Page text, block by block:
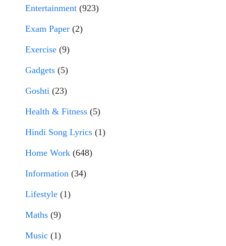
Entertainment (923)
Exam Paper (2)
Exercise (9)
Gadgets (5)
Goshti (23)
Health & Fitness (5)
Hindi Song Lyrics (1)
Home Work (648)
Information (34)
Lifestyle (1)
Maths (9)
Music (1)